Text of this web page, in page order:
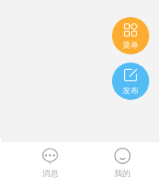

菜单

发布

消息

我的